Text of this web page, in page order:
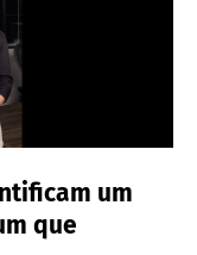
um
que